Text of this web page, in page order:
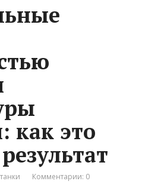
как это
Комментарии: 0